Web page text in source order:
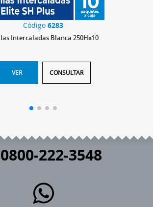
Código 6283
Intercaladas Blanca 250Hx10
VER CONSULTAR
222-3548